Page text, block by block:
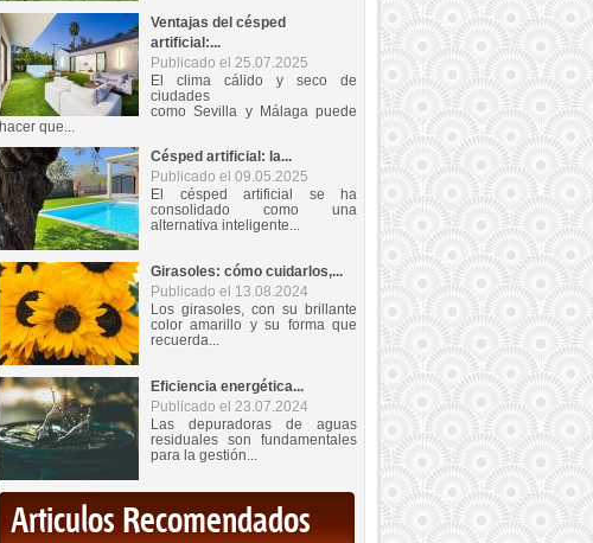
Ventajas del césped
artificial:...
Publicado el 25.07.2025
El clima cálido y seco de
ciudades
como Sevilla y Málaga puede
hacer que...
Césped artificial: la...
Publicado el 09.05.2025
El césped artificial se ha
consolidado como una
alternativa inteligente...
Girasoles: cómo cuidarlos,...
Publicado el 13.08.2024
Los girasoles, con su brillante
color amarillo y su forma que
recuerda...
Eficiencia energética...
Publicado el 23.07.2024
Las depuradoras de aguas
residuales son fundamentales
para la gestión...
Articulos Recomendados